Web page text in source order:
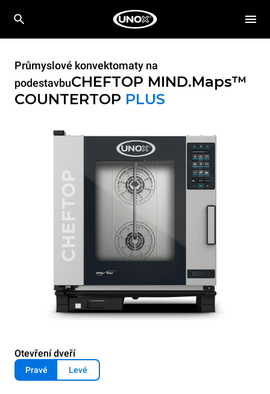
Průmyslové konvektomaty na
podestavbuCHEFTOP MIND.Maps™
COUNTERTOP PLUS
Otevření dveří
Pravé Levé